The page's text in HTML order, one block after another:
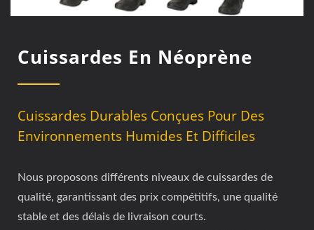
Cuissardes En Néoprène
Cuissardes Durables Conçues Pour Des
Environnements Humides Et Difficiles
Nous proposons différents niveaux de cuissardes de
qualité, garantissant des prix compétitifs, une qualité
stable et des délais de livraison courts.